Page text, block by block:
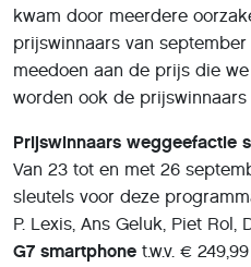
kwam door meerdere
prijswinnaars van
meedoen aan de prijs die
worden ook de
Prijswinnaars weggeefactie
Van 23 tot en met 26
sleutels voor deze
P. Lexis, Ans Geluk, Piet
G7 smartphone t.w.v. €